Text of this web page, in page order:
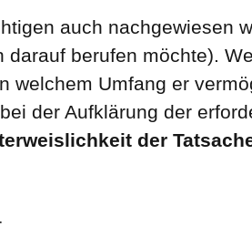
auch nachgewiesen
berufen möchte).
welchem Umfang er
der Aufklärung der
der